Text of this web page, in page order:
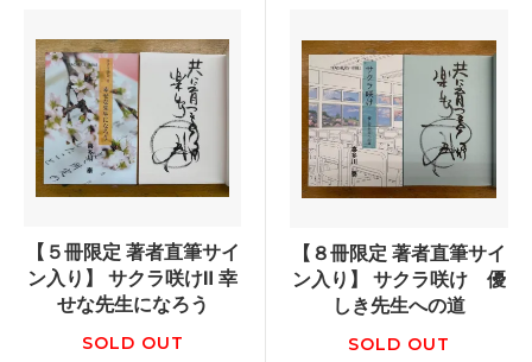
【５冊限定 著者直筆サイ
ン入り】 サクラ咲けⅡ 幸
せな先生になろう
SOLD OUT
【８冊限定 著者直筆サイ
ン入り】 サクラ咲け 優
しき先生への道
SOLD OUT